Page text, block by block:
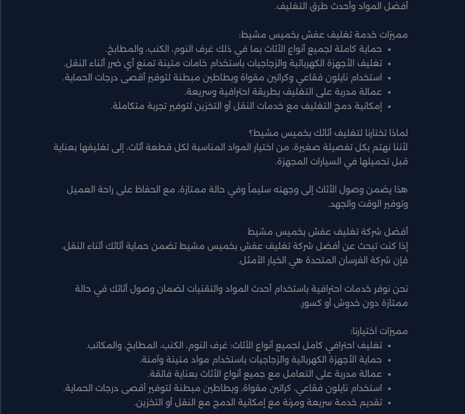
أفضل المواد وأحدث طرق التغليف.
مميزات خدمة تغليف عفش بخميس مشيط:
حماية كاملة لجميع أنواع الأثاث بما في ذلك غرف النوم، الكنب، والمطابخ.
تغليف الأجهزة الكهربائية والزجاجيات باستخدام خامات متينة تمنع أي ضرر أثناء النقل.
استخدام نايلون فقاعي وكراتين مقواة وبطاطين مبطنة لتوفير أقصى درجات الحماية.
عمالة مدربة على التغليف بطريقة احترافية وسريعة.
إمكانية دمج التغليف مع خدمات النقل أو التخزين لتوفير تجربة متكاملة.
لماذا تختارنا لتغليف أثاثك بخميس مشيط؟
لأننا نهتم بكل تفصيلة صغيرة، من اختيار المواد المناسبة لكل قطعة أثاث، إلى تغليفها بعناية
قبل تحميلها في السيارات المجهزة.
هذا يضمن وصول الأثاث إلى وجهته سليماً وفي حالة ممتازة، مع الحفاظ على راحة العميل
وتوفير الوقت والجهد.
أفضل شركة تغليف عفش بخميس مشيط
إذا كنت تبحث عن أفضل شركة تغليف عفش بخميس مشيط تضمن حماية أثاثك أثناء النقل،
فإن شركة الفرسان المتحدة هي الخيار الأمثل.
نحن نوفر خدمات احترافية باستخدام أحدث المواد والتقنيات لضمان وصول أثاثك في حالة
ممتازة دون خدوش أو كسور.
مميزات اختيارنا:
تغليف احترافي كامل لجميع أنواع الأثاث: غرف النوم، الكنب، المطابخ، والمكاتب.
حماية الأجهزة الكهربائية والزجاجيات باستخدام مواد متينة وآمنة.
عمالة مدربة على التعامل مع جميع أنواع الأثاث بعناية فائقة.
استخدام نايلون فقاعي، كراتين مقواة، وبطاطين مبطنة لتوفير أقصى درجات الحماية.
تقديم خدمة سريعة ومرنة مع إمكانية الدمج مع النقل أو التخزين.